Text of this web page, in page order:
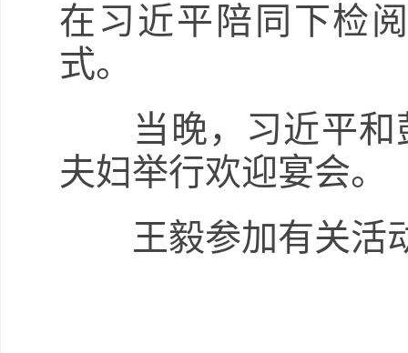
在习近平陪同下检
式。
当晚，习近平和
夫妇举行欢迎宴会。
王毅参加有关活